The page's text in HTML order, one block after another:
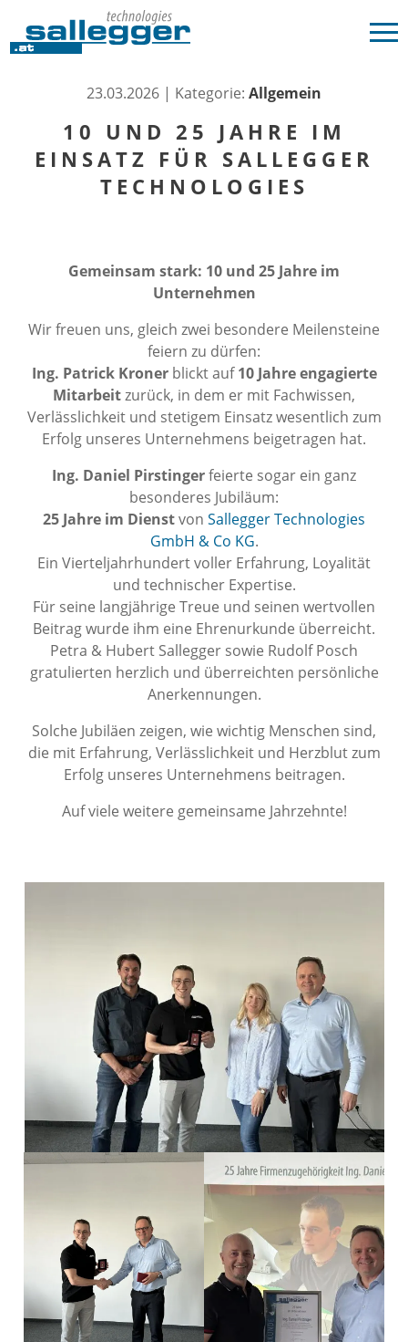
23.03.2026 | Kategorie: Allgemein
10 UND 25 JAHRE IM
EINSATZ FÜR SALLEGGER
TECHNOLOGIES
Gemeinsam stark: 10 und 25 Jahre im
Unternehmen
Wir freuen uns, gleich zwei besondere Meilensteine
feiern zu dürfen:
Ing. Patrick Kronerblickt auf10 Jahre engagierte
Mitarbeitzurück, in dem er mit Fachwissen,
Verlässlichkeit und stetigem Einsatz wesentlich zum
Erfolg unseres Unternehmens beigetragen hat.
Ing. Daniel Pirstingerfeierte sogar ein ganz
besonderes Jubiläum:
25 Jahre im Dienstvon Sallegger Technologies
GmbH & Co KG.
Ein Vierteljahrhundert voller Erfahrung, Loyalität
und technischer Expertise.
Für seine langjährige Treue und seinen wertvollen
Beitrag wurde ihm eine Ehrenurkunde überreicht.
Petra & Hubert Sallegger sowie Rudolf Posch
gratulierten herzlich und überreichten persönliche
Anerkennungen.
Solche Jubiläen zeigen, wie wichtig Menschen sind,
die mit Erfahrung, Verlässlichkeit und Herzblut zum
Erfolg unseres Unternehmens beitragen.
Auf viele weitere gemeinsame Jahrzehnte!